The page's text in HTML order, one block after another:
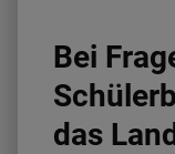
Bei
das